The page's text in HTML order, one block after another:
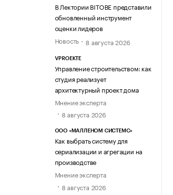
В Лектории BITOBE представили
обновленный инструмент
оценки лидеров
Новость
8 августа 2026
VPROEKTE
Управление строительством: как
студия реализует
архитектурный проект дома
Мнение эксперта
8 августа 2026
ООО «МАЛЛЕНОМ СИСТЕМС»
Как выбрать систему для
сериализации и агрегации на
производстве
Мнение эксперта
8 августа 2026